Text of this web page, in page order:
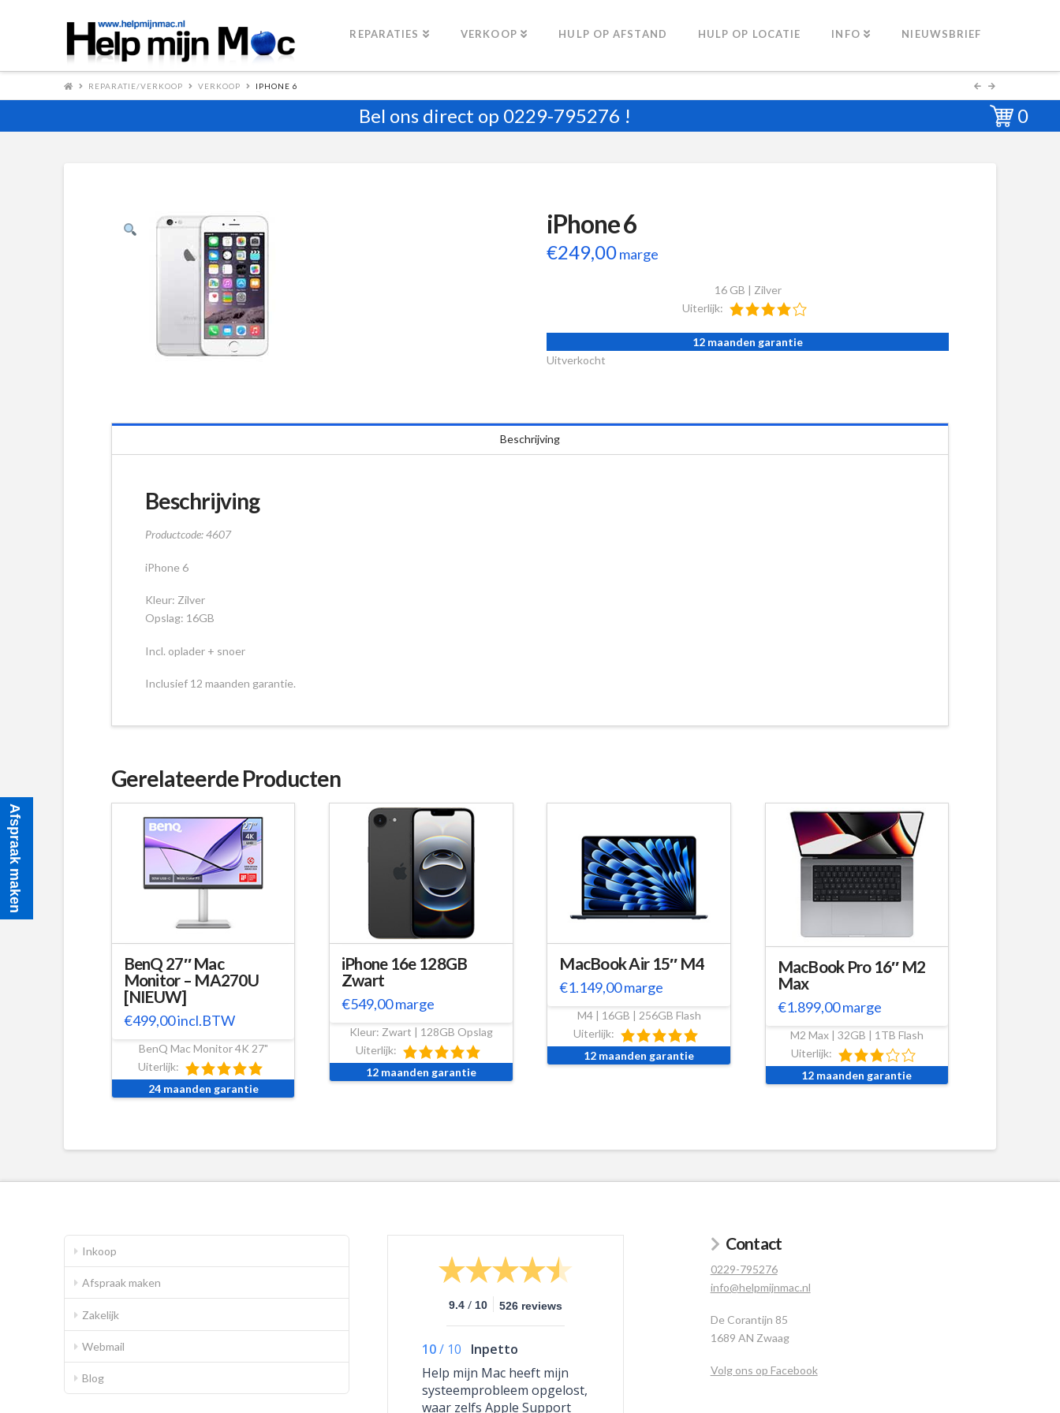
REPARATIES VERKOOP HULP OP AFSTAND HULP OP LOCATIE INFO NIEUWSBRIEF
REPARATIE/VERKOOP VERKOOP IPHONE 6
Bel ons direct op 0229-795276 ! 0
iPhone 6
€249,00marge
16 GB | Zilver
Uiterlijk:
12 maanden garantie
Uitverkocht
Beschrijving
Beschrijving
Productcode: 4607
iPhone 6
Kleur: Zilver
Opslag: 16GB
Incl. oplader + snoer
Inclusief 12 maanden garantie.
Gerelateerde Producten
BenQ 27″ Mac
Monitor – MA270U
[NIEUW]
€499,00incl.BTW
BenQ Mac Monitor 4K 27"
Uiterlijk:
24 maanden garantie
iPhone 16e 128GB
Zwart
€549,00marge
Kleur: Zwart | 128GB Opslag
Uiterlijk:
12 maanden garantie
MacBook Air 15″ M4
€1.149,00marge
M4 | 16GB | 256GB Flash
Uiterlijk:
12 maanden garantie
MacBook Pro 16″ M2
Max
€1.899,00marge
M2 Max | 32GB | 1TB Flash
Uiterlijk:
12 maanden garantie
Inkoop
Afspraak maken
Zakelijk
Webmail
Blog
9.4 / 10 526 reviews
10/ 10
Inpetto
Help mijn Mac heeft mijn
systeemprobleem opgelost,
waar zelfs Apple Support
Contact
0229-795276
info@helpmijnmac.nl
De Corantijn 85
1689 AN Zwaag
Volg ons op Facebook
Afspraak maken